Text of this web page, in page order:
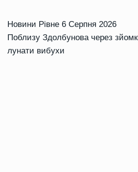
Новини Рівне 6 Серпня 2026
Поблизу Здолбунова через
лунати вибухи